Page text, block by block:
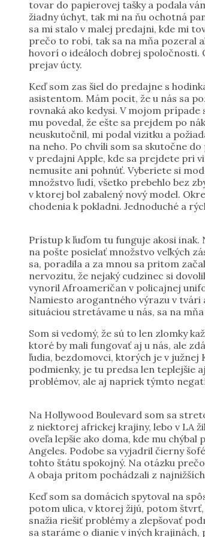
tovar do papierovej tašky a podala
žiadny úchyt, tak mi na ňu ochotná
sa mi stalo v malej predajni, kde mi
prečo to robí, tak sa na mňa pozeral
hovorí o ideáloch dobrej spoločnosti.
prejav úcty.
Keď som zas šiel do predajne s
asistentom. Mám pocit, že u nás sa
rovnaká ako kedysi. V mojom
mu povedal, že ešte sa prejdem po
neuskutočnil, mi podal vizitku a
na neho. Po chvíli som sa skutočne
v predajni Apple, kde sa prejdete pri
nemusíte ani pohnúť. Vyberiete si
množstvo ľudí, všetko prebehlo bez
v ktorej bol zabalený nový model.
chodenia k pokladni. Jednoduché a
Prístup k ľuďom tu funguje akosi
na pošte posielať množstvo veľkých
sa, poradila a za mnou sa pritom
nervozitu, že nejaký cudzinec si
vynoril Afroameričan v policajnej
Namiesto arogantného výrazu v tvári
situáciou stretávame u nás, sa na
Som si vedomý, že sú to len zlomky
ktoré by mali fungovať aj u nás, ale
ľudia, bezdomovci, ktorých je v
podmienky, je tu predsa len teplejšie
problémov, ale aj napriek týmto
Na Hollywood Boulevard som sa
z niektorej africkej krajiny, lebo v LA
oveľa lepšie ako doma, kde mu
Angeles. Podobe sa vyjadril čierny
tohto štátu spokojný. Na otázku
A obaja pritom pochádzali z
Keď som sa domácich spytoval na
potom ulica, v ktorej žijú, potom
snažia riešiť problémy a zlepšovať
sa staráme o dianie v iných krajinách,